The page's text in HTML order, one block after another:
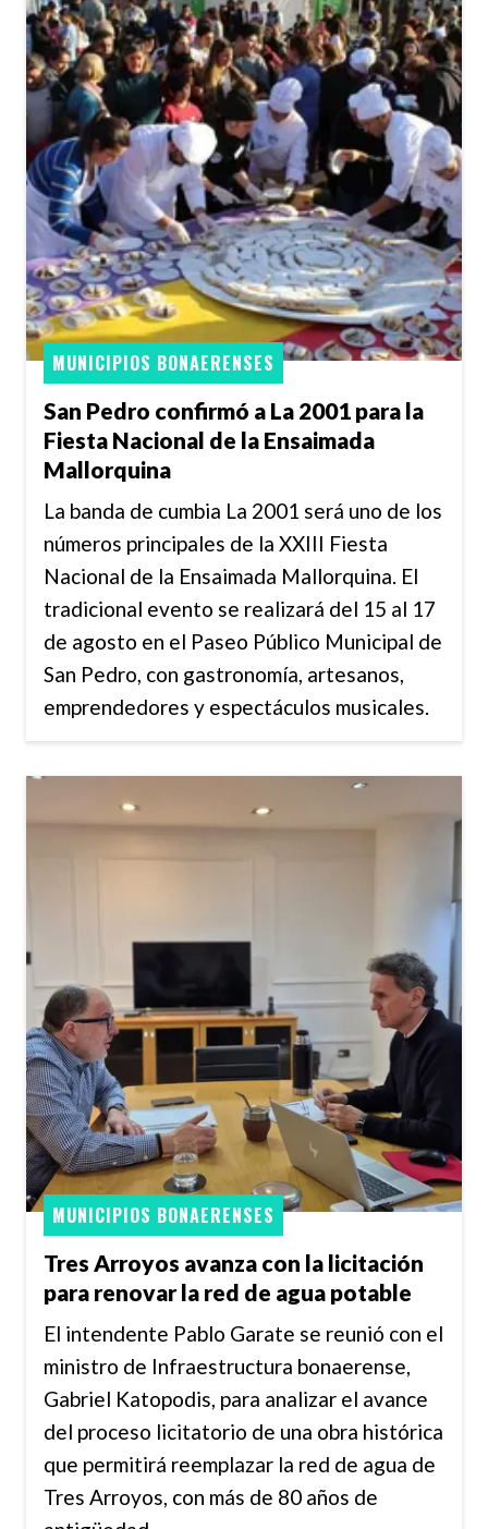
San Pedro confirmó a La 2001 para la
Fiesta Nacional de la Ensaimada
Mallorquina
MUNICIPIOS BONAERENSES
La banda de cumbia La 2001 será uno de los
números principales de la XXIII Fiesta
Nacional de la Ensaimada Mallorquina. El
tradicional evento se realizará del 15 al 17
de agosto en el Paseo Público Municipal de
San Pedro, con gastronomía, artesanos,
emprendedores y espectáculos musicales.
Tres Arroyos avanza con la licitación
para renovar la red de agua potable
MUNICIPIOS BONAERENSES
El intendente Pablo Garate se reunió con el
ministro de Infraestructura bonaerense,
Gabriel Katopodis, para analizar el avance
del proceso licitatorio de una obra histórica
que permitirá reemplazar la red de agua de
Tres Arroyos, con más de 80 años de